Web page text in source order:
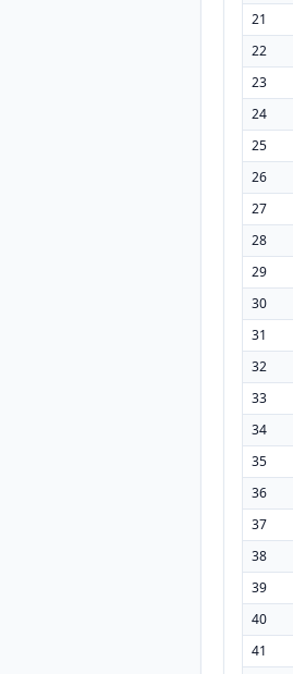
21
22
23
24
25
26
27
28
29
30
31
32
33
34
35
36
37
38
39
40
41